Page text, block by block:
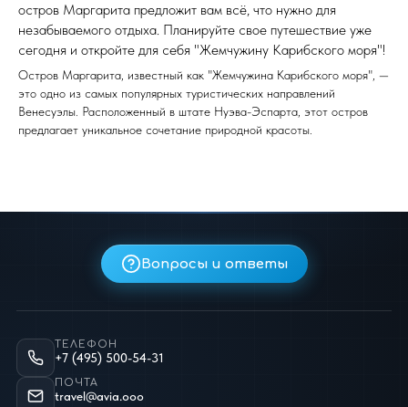
остров Маргарита предложит вам всё, что нужно для
незабываемого отдыха. Планируйте свое путешествие уже
сегодня и откройте для себя "Жемчужину Карибского моря"!
Остров Маргарита, известный как "Жемчужина Карибского моря", —
это одно из самых популярных туристических направлений
Венесуэлы. Расположенный в штате Нуэва-Эспарта, этот остров
предлагает уникальное сочетание природной красоты.
Вопросы и ответы
ТЕЛЕФОН
+7 (495) 500-54-31
ПОЧТА
travel@avia.ooo